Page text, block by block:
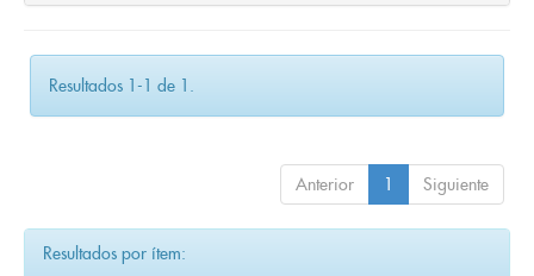
Resultados 1-1 de 1.
Anterior 1 Siguiente
Resultados por ítem: